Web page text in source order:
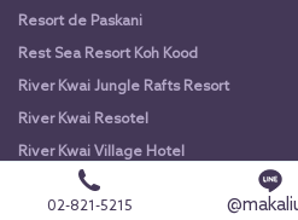
Resort de Paskani
Rest Sea Resort Koh Kood
River Kwai Jungle Rafts Resort
River Kwai Resotel
River Kwai Village Hotel
River Star Princess
02-821-5215